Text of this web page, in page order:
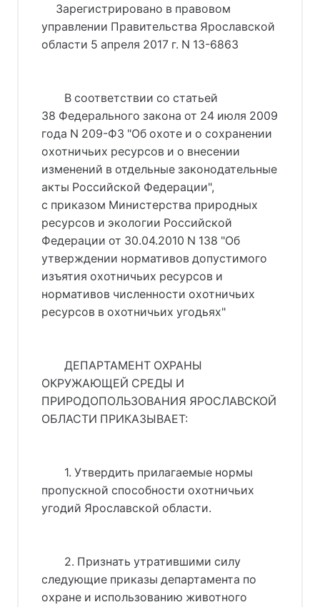
Зарегистрировано в правовом
управлении Правительства Ярославской
области 5 апреля 2017 г. N 13-6863
В соответствии со статьей
38 Федерального закона от 24 июля 2009
года N 209-ФЗ "Об охоте и о сохранении
охотничьих ресурсов и о внесении
изменений в отдельные законодательные
акты Российской Федерации",
с приказом Министерства природных
ресурсов и экологии Российской
Федерации от 30.04.2010 N 138 "Об
утверждении нормативов допустимого
изъятия охотничьих ресурсов и
нормативов численности охотничьих
ресурсов в охотничьих угодьях"
ДЕПАРТАМЕНТ ОХРАНЫ
ОКРУЖАЮЩЕЙ СРЕДЫ И
ПРИРОДОПОЛЬЗОВАНИЯ ЯРОСЛАВСКОЙ
ОБЛАСТИ ПРИКАЗЫВАЕТ:
1. Утвердить прилагаемые нормы
пропускной способности охотничьих
угодий Ярославской области.
2. Признать утратившими силу
следующие приказы департамента по
охране и использованию животного